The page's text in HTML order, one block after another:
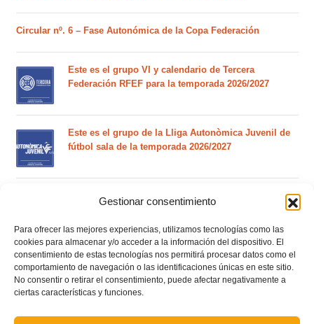
Gestionar consentimiento
Para ofrecer las mejores experiencias, utilizamos tecnologías como las
cookies para almacenar y/o acceder a la información del dispositivo. El
consentimiento de estas tecnologías nos permitirá procesar datos como el
comportamiento de navegación o las identificaciones únicas en este sitio.
No consentir o retirar el consentimiento, puede afectar negativamente a
ciertas características y funciones.
Circular nº. 6 – Fase Autonómica de la Copa Federación
Este es el grupo VI y calendario de Tercera
Federación RFEF para la temporada 2026/2027
Este es el grupo de la Lliga Autonòmica Juvenil de
fútbol sala de la temporada 2026/2027
El calendario del grupo VI de Tercera Federación
martes 4 de agosto
Nuevo curso de Entrenador de fútbol Licencia UEFA
C que comenzará en noviembre 2026 (agotadas las
plazas del curso de septiembre)